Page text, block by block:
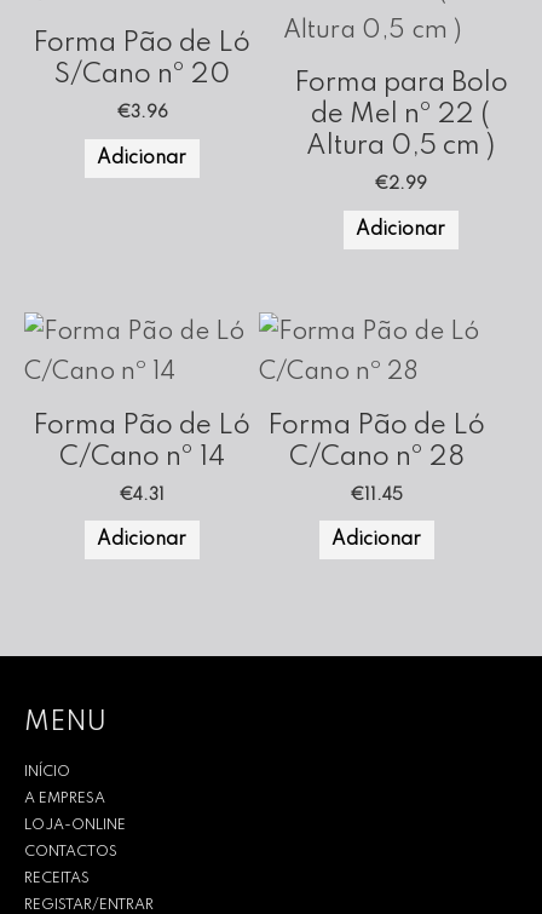
Forma Pão de Ló
S/Cano nº 20
€3.96
Adicionar
Forma para Bolo
de Mel nº 22 (
Altura 0,5 cm )
€2.99
Adicionar
Forma Pão de Ló
C/Cano nº 14
€4.31
Adicionar
Forma Pão de Ló
C/Cano nº 28
€ 11.45
Adicionar
MENU
INÍCIO
A EMPRESA
LOJA-ONLINE
CONTACTOS
RECEITAS
REGISTAR/ENTRAR